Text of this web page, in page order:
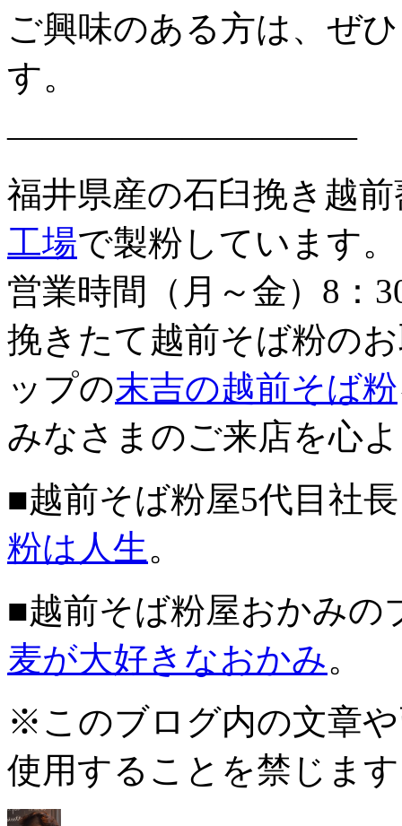
ご興味のある方は、ぜ
す。
——————————
福井県産の石臼挽き越
工場で製粉しています。
営業時間（月～金）8：
挽きたて越前そば粉の
ップの末吉の越前そば粉
みなさまのご来店を心
■越前そば粉屋5代目社
粉は人生。
■越前そば粉屋おかみの
麦が大好きなおかみ。
※このブログ内の文章
使用することを禁じま